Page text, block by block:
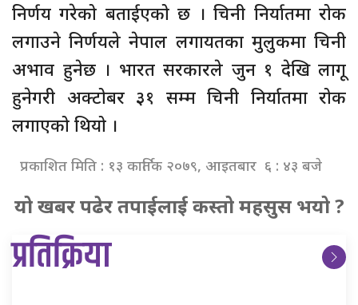
निर्णय गरेको बताईएको छ । चिनी निर्यातमा रोक
लगाउने निर्णयले नेपाल लगायतका मुलुकमा चिनी
अभाव हुनेछ । भारत सरकारले जुन १ देखि लागू
हुनेगरी अक्टोबर ३१ सम्म चिनी निर्यातमा रोक
लगाएको थियो ।
प्रकाशित मिति : १३ कार्तिक २०७९, आइतबार ६ : ४३ बजे
यो खबर पढेर तपाईलाई कस्तो महसुस भयो ?
प्रतिक्रिया